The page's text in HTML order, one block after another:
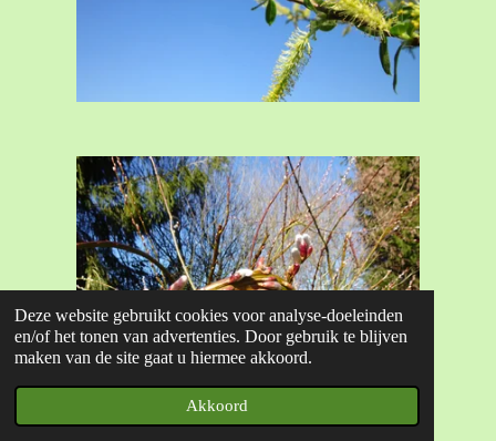
Deze website gebruikt cookies voor analyse-doeleinden
en/of het tonen van advertenties. Door gebruik te blijven
maken van de site gaat u hiermee akkoord.
Akkoord